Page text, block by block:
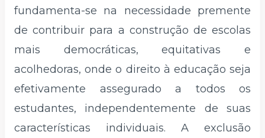
fundamenta-se na necessidade premente
de contribuir para a construção de escolas
mais democráticas, equitativas e
acolhedoras, onde o direito à educação seja
efetivamente assegurado a todos os
estudantes, independentemente de suas
características individuais. A exclusão